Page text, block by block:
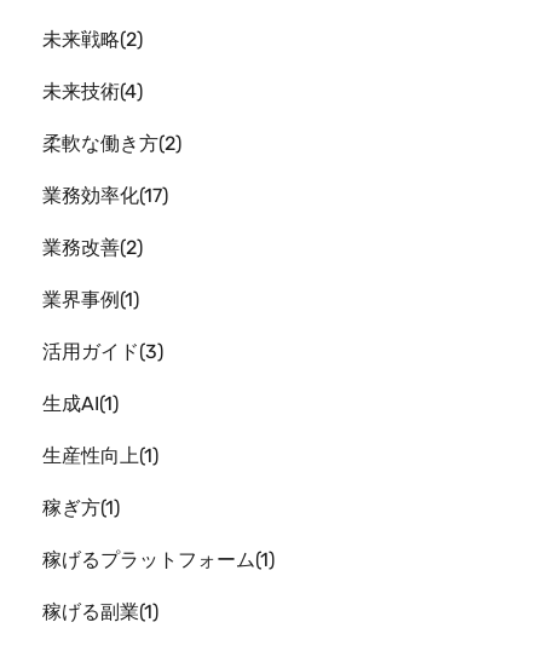
未来戦略 2
未来技術 4
柔軟な働き方 2
業務効率化 17
業務改善 2
業界事例 1
活用ガイド 3
生成AI 1
生産性向上 1
稼ぎ方 1
稼げるプラットフォーム 1
稼げる副業 1